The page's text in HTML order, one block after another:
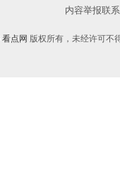
内容举报联
看点网 版权所有，未经许可不